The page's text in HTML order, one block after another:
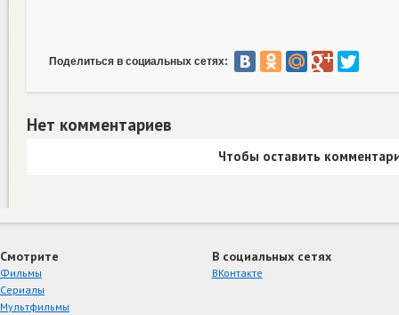
Поделиться в социальных сетях:
Нет комментариев
Чтобы оставить
Смотрите
Фильмы
Сериалы
Мультфильмы
В социальных сетях
ВКонтакте